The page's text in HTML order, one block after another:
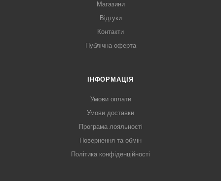
Магазини
Відгуки
Контакти
Публічна оферта
ІНФОРМАЦІЯ
Умови оплати
Умови доставки
Програма лояльності
Повернення та обмін
Політика конфіденційності